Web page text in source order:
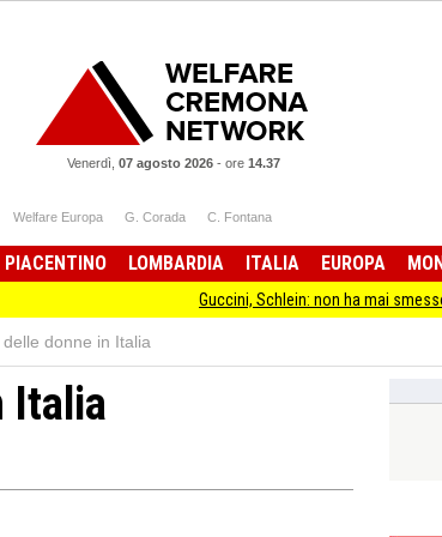
Venerdì, 07 agosto 2026 - ore 14.37
Welfare Europa G. Corada C. Fontana
PIACENTINO LOMBARDIA ITALIA EUROPA
Guccini, Schlein: non ha mai
delle donne in Italia
Italia